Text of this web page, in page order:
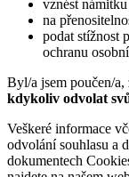
vznést
na
podat stížnost
ochranu
Byl/a jsem poučen/
kdykoliv odvolat
Veškeré informace
odvolání souhlasu a
dokumentech